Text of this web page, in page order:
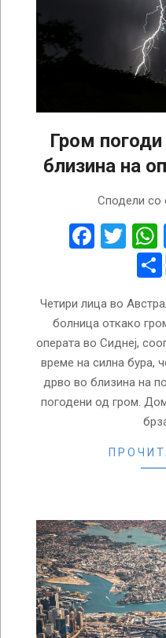
Гром
близина на
Сподели со
Четири лица во
болница откако
операта во Сиднеј,
време на силна бура,
дрво во близина на
погодени од гром.